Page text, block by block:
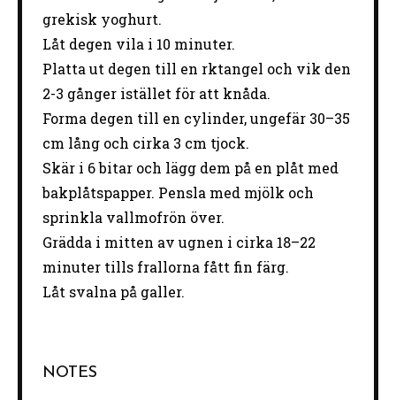
grekisk yoghurt.
Låt degen vila i 10 minuter.
Platta ut degen till en rktangel och vik den
2-3 gånger istället för att knåda.
Forma degen till en cylinder, ungefär 30–35
cm lång och cirka 3 cm tjock.
Skär i 6 bitar och lägg dem på en plåt med
bakplåtspapper. Pensla med mjölk och
sprinkla vallmofrön över.
Grädda i mitten av ugnen i cirka 18–22
minuter tills frallorna fått fin färg.
Låt svalna på galler.
NOTES